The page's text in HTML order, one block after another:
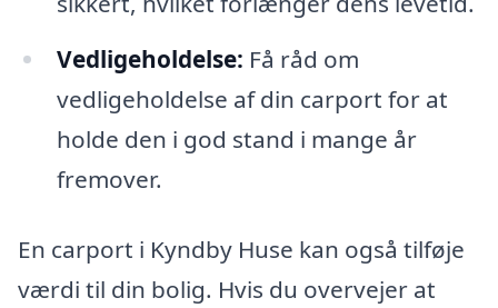
Vedligeholdelse: Få råd om
vedligeholdelse af din carport for at
holde den i god stand i mange år
fremover.
En carport i Kyndby Huse kan også tilføje
værdi til din bolig. Hvis du overvejer at